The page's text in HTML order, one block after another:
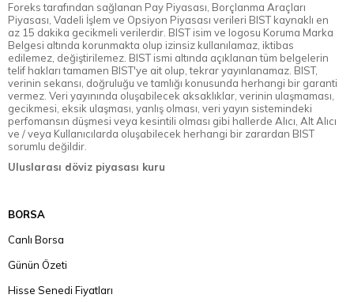
Foreks tarafından sağlanan Pay Piyasası, Borçlanma Araçları
Piyasası, Vadeli İşlem ve Opsiyon Piyasası verileri BIST kaynaklı en
az 15 dakika gecikmeli verilerdir. BIST isim ve logosu Koruma Marka
Belgesi altında korunmakta olup izinsiz kullanılamaz, iktibas
edilemez, değiştirilemez. BIST ismi altında açıklanan tüm belgelerin
telif hakları tamamen BIST'ye ait olup, tekrar yayınlanamaz. BIST,
verinin sekansı, doğruluğu ve tamlığı konusunda herhangi bir garanti
vermez. Veri yayınında oluşabilecek aksaklıklar, verinin ulaşmaması,
gecikmesi, eksik ulaşması, yanlış olması, veri yayın sistemindeki
perfomansın düşmesi veya kesintili olması gibi hallerde Alıcı, Alt Alıcı
ve / veya Kullanıcılarda oluşabilecek herhangi bir zarardan BIST
sorumlu değildir.
Uluslarası döviz piyasası kuru
BORSA
Canlı Borsa
Günün Özeti
Hisse Senedi Fiyatları